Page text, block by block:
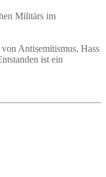
Militärs im
Antisemitismus, Hass
ist ein